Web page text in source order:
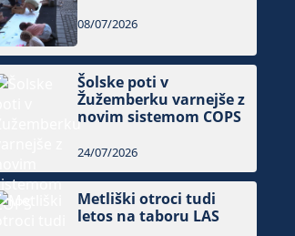
08/07/2026
Šolske poti v
Žužemberku varnejše z
novim sistemom COPS
24/07/2026
Metliški otroci tudi
letos na taboru LAS